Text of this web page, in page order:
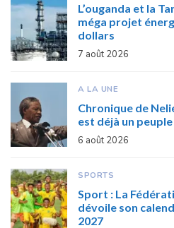
L’ouganda et la
méga projet
dollars
7 août 2026
A LA UNE
Chronique de
est déjà un
6 août 2026
SPORTS
Sport : La
dévoile son
2027